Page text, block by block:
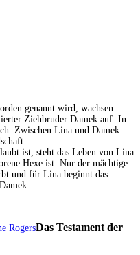
genannt wird, wachsen
Ziehbruder Damek auf. In
Zwischen Lina und Damek
ist, steht das Leben von Lina
Hexe ist. Nur der mächtige
und für Lina beginnt das
Das Testament der